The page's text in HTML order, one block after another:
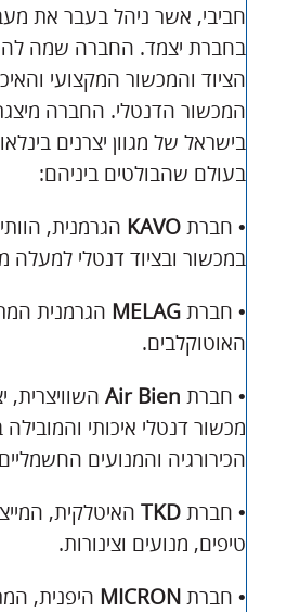
חביבי, אשר ניהל בעבר את
בחברת יצמד. החברה שמה
הציוד והמכשור המקצועי
המכשור הדנטלי. החברה
בישראל של מגוון יצרנים
בעולם שהבולטים ביניהם:
• חברתKAVO הגרמנית,
במכשור ובציוד דנטלי למעלה מ- 100
• חברתMELAG הגרמנית
האוטוקלבים.
• חברת Air Bien השוויצרית,
מכשור דנטלי איכותי
הכירורגיה והמנועים
• חברתTKD האיטלקית,
טיפים, מנועים וצינורות.
• חברתMICRON היפנית,